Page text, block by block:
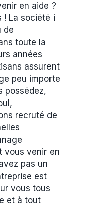
en aide ?
! La société i
de
toute la
années
assurent
peu importe
possédez,
recruté de
vous venir en
pas un
est
vous tous
et à tout